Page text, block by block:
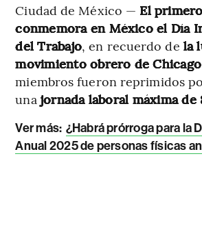
Ciudad de México — El
conmemora en México el Día
del Trabajo, en recuerdo de la
movimiento obrero de Chicago
miembros fueron reprimidos
una jornada laboral máxima de
Ver más: ¿Habrá prórroga para la
Anual 2025 de personas físicas